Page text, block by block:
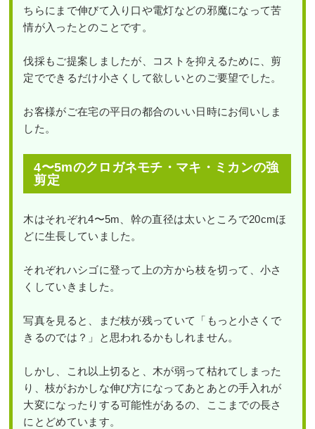
ちらにまで伸びて入り口や電灯などの邪魔になって苦
情が入ったとのことです。
伐採もご提案しましたが、コストを抑えるために、剪
定でできるだけ小さくして欲しいとのご要望でした。
お客様がご在宅の平日の都合のいい日時にお伺いしま
した。
4〜5mのクロガネモチ・マキ・ミカンの強
剪定
木はそれぞれ4〜5m、幹の直径は太いところで20cmほ
どに生長していました。
それぞれハシゴに登って上の方から枝を切って、小さ
くしていきました。
写真を見ると、まだ枝が残っていて「もっと小さくで
きるのでは？」と思われるかもしれません。
しかし、これ以上切ると、木が弱って枯れてしまった
り、枝がおかしな伸び方になってあとあとの手入れが
大変になったりする可能性があるの、ここまでの長さ
にとどめています。